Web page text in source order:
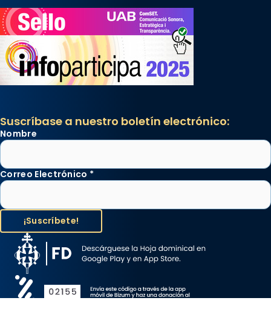
Suscríbase a nuestro boletín electrónico:
Nombre
Correo Electrónico *